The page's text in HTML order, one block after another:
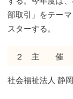
部取引」をテー
スターする。
２ 主 催
社会福祉法人 静